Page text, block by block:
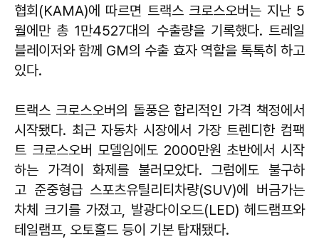
협회(KAMA)에 따르면 트랙스 크로스오버는 지난 5
월에만 총 1만4527대의 수출량을 기록했다. 트레일
블레이저와 함께 GM의 수출 효자 역할을 톡톡히 하고
있다.
트랙스 크로스오버의 돌풍은 합리적인 가격 책정에서
시작됐다. 최근 자동차 시장에서 가장 트렌디한 컴팩
트 크로스오버 모델임에도 2000만원 초반에서 시작
하는 가격이 화제를 불러모았다. 그럼에도 불구하
고 준중형급 스포츠유틸리티차량(SUV)에 버금가는
차체 크기를 가졌고, 발광다이오드(LED) 헤드램프와
테일램프, 오토홀드 등이 기본 탑재됐다.